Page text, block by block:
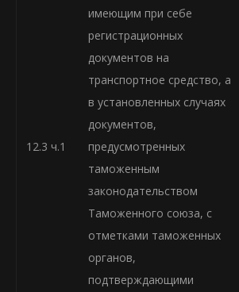
12.3 ч.1
имеющим при себе
регистрационных
документов на
транспортное средство, а
в установленных случаях
документов,
предусмотренных
таможенным
законодательством
Таможенного союза, с
отметками таможенных
органов,
подтверждающими